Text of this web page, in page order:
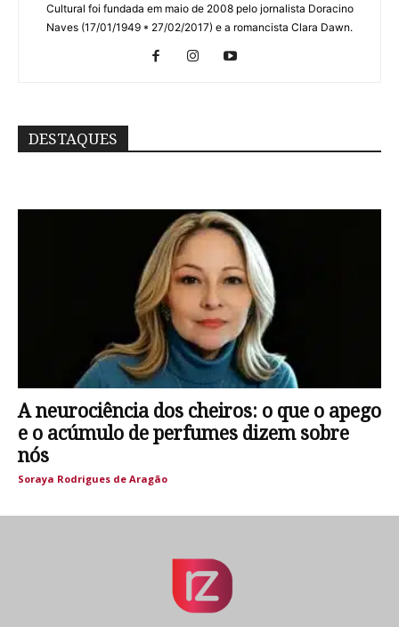
Cultural foi fundada em maio de 2008 pelo jornalista Doracino
Naves (17/01/1949 * 27/02/2017) e a romancista Clara Dawn.
DESTAQUES
A neurociência dos cheiros: o que o apego
e o acúmulo de perfumes dizem sobre
nós
Soraya Rodrigues de Aragão